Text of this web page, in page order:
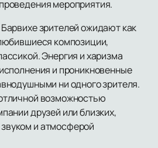
мероприятия.
зрителей ожидают как
композиции,
Энергия и харизма
и проникновенные
ни одного зрителя.
возможностью
друзей или близких,
и атмосферой